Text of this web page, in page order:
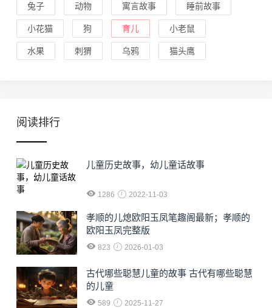
兔子 动物 寓言故事 睡前故事
小花猫 狗 育儿 小老鼠
水果 刺猬 乌鸦 猫头鹰
阅读排行
儿童历史故事，幼儿童话故事
1286 2022-11-03
孝顺的儿熄欧阳玉凤笔趣阁最新；孝顺的
欧阳玉凤完整版
823 2026-01-03
古代哪些聪慧儿童的故事 古代有哪些聪慧
的儿童
589 2025-11-27